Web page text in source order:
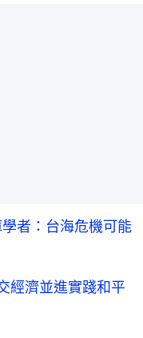
者：台海危機可能
經濟並進實踐和平